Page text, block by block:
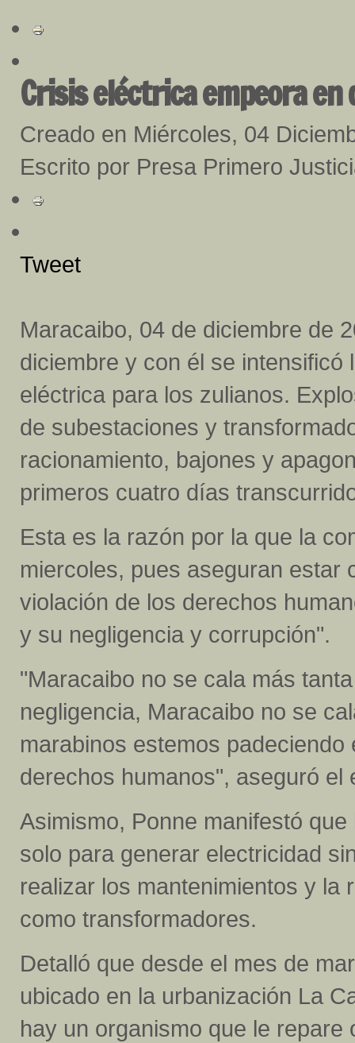
Crisis eléctrica empeora
Creado en Miércoles, 04
Escrito por Presa Primero
Tweet
Maracaibo, 04 de diciembre de
diciembre y con él se intensificó
eléctrica para los zulianos.
de subestaciones y
racionamiento, bajones y
primeros cuatro días
Esta es la razón por la que la
miercoles, pues aseguran estar
violación de los derechos
y su negligencia y corrupción".
"Maracaibo no se cala más
negligencia, Maracaibo no se
marabinos estemos
derechos humanos", aseguró el
Asimismo, Ponne manifestó
solo para generar electricidad
realizar los mantenimientos y la
como transformadores.
Detalló que desde el mes de
ubicado en la urbanización La
hay un organismo que le